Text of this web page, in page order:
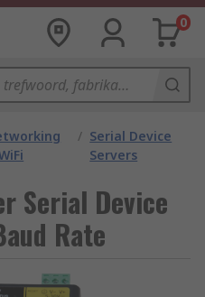
0
/ Serial Device
Servers
Serial Device
Rate